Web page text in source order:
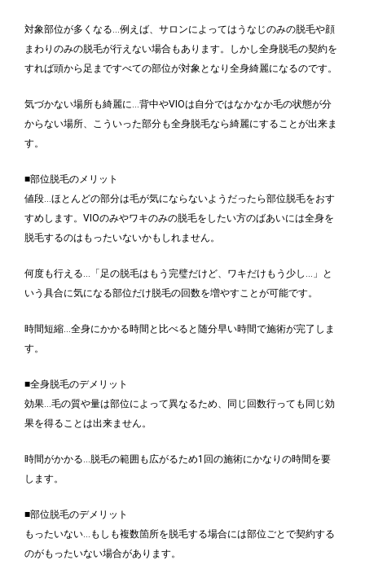
対象部位が多くなる…例えば、サロンによってはうなじのみの脱毛や顔
まわりのみの脱毛が行えない場合もあります。しかし全身脱毛の契約を
すれば頭から足まですべての部位が対象となり全身綺麗になるのです。
気づかない場所も綺麗に…背中やVIOは自分ではなかなか毛の状態が分
からない場所、こういった部分も全身脱毛なら綺麗にすることが出来ま
す。
■部位脱毛のメリット
値段…ほとんどの部分は毛が気にならないようだったら部位脱毛をおす
すめします。VIOのみやワキのみの脱毛をしたい方のばあいには全身を
脱毛するのはもったいないかもしれません。
何度も行える…「足の脱毛はもう完璧だけど、ワキだけもう少し…」と
いう具合に気になる部位だけ脱毛の回数を増やすことが可能です。
時間短縮…全身にかかる時間と比べると随分早い時間で施術が完了しま
す。
■全身脱毛のデメリット
効果…毛の質や量は部位によって異なるため、同じ回数行っても同じ効
果を得ることは出来ません。
時間がかかる…脱毛の範囲も広がるため1回の施術にかなりの時間を要
します。
■部位脱毛のデメリット
もったいない…もしも複数箇所を脱毛する場合には部位ごとで契約する
のがもったいない場合があります。